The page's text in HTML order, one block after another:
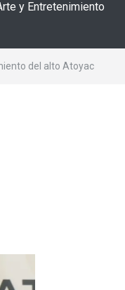
y Entretenimiento
del alto Atoyac